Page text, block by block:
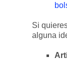
Si
alguna